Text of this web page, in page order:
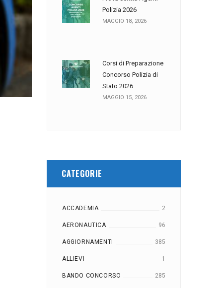
Polizia 2026
MAGGIO 18, 2026
Corsi di Preparazione
Concorso Polizia di
Stato 2026
MAGGIO 15, 2026
CATEGORIE
ACCADEMIA 2
AERONAUTICA 96
AGGIORNAMENTI 385
ALLIEVI 1
BANDO CONCORSO 285